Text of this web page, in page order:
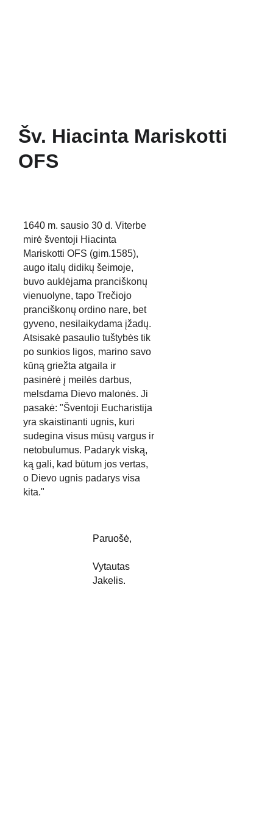
Šv. Hiacinta Mariskotti
OFS
1640 m. sausio 30 d. Viterbe
mirė šventoji Hiacinta
Mariskotti OFS (gim.1585),
augo italų didikų šeimoje,
buvo auklėjama pranciškonų
vienuolyne, tapo Trečiojo
pranciškonų ordino nare, bet
gyveno, nesilaikydama įžadų.
Atsisakė pasaulio tuštybės tik
po sunkios ligos, marino savo
kūną griežta atgaila ir
pasinėrė į meilės darbus,
melsdama Dievo malonės. Ji
pasakė: "Šventoji Eucharistija
yra skaistinanti ugnis, kuri
sudegina visus mūsų vargus ir
netobulumus. Padaryk viską,
ką gali, kad būtum jos vertas,
o Dievo ugnis padarys visa
kita."
Paruošė,
Vytautas
Jakelis.